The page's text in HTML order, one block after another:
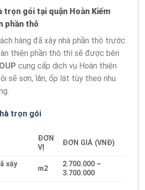
trọn gói tại quận Hoàn Kiếm
phần thô
hàng đã xây nhà phần thô trước
thiện phần thô thì sẽ được bên
cung cấp dịch vụ Hoàn thiện
sẽ sơn, lăn, ốp lát tùy theo nhu
trọn gói
ĐƠN
VỊ
ĐƠN GIÁ (VNĐ)
xây
m2
2.700.000 –
3.700.000